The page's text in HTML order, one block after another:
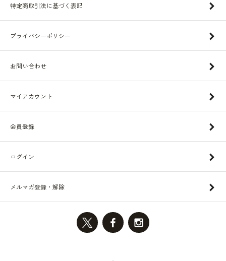
特定商取引法に基づく表記
プライバシーポリシー
お問い合わせ
マイアカウント
会員登録
ログイン
メルマガ登録・解除